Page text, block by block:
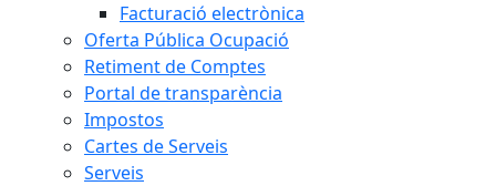
Facturació electrònica
Oferta Pública Ocupació
Retiment de Comptes
Portal de transparència
Impostos
Cartes de Serveis
Serveis